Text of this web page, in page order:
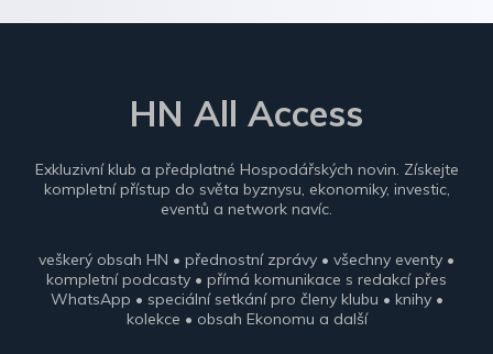
HN All Access
Exkluzivní klub a předplatné Hospodářských novin. Získejte
kompletní přístup do světa byznysu, ekonomiky, investic,
eventů a network navíc.
veškerý obsah HN • přednostní zprávy • všechny eventy •
kompletní podcasty • přímá komunikace s redakcí přes
WhatsApp • speciální setkání pro členy klubu • knihy •
kolekce • obsah Ekonomu a další